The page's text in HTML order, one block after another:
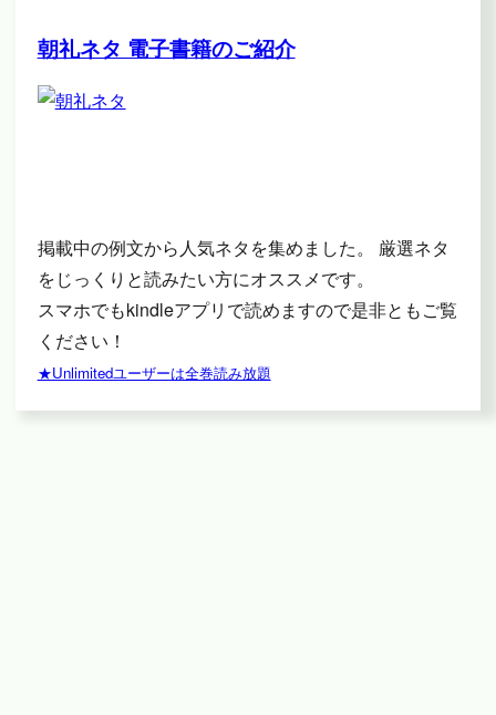
朝礼ネタ 電子書籍のご紹介
掲載中の例文から人気ネタを集めました。 厳選ネタ
をじっくりと読みたい方にオススメです。
スマホでもkindleアプリで読めますので是非ともご覧
ください！
★Unlimitedユーザーは全巻読み放題